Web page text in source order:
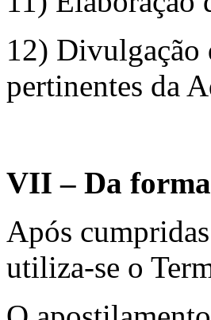
12) Divulgação
pertinentes da
VII – Da
Após
utiliza-se o